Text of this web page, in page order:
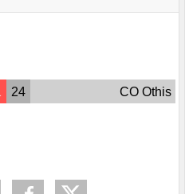
24 CO Othis